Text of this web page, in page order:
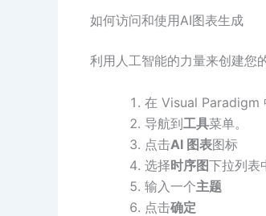
如何访问和使用AI图表生成
利用人工智能的力量来创建您
在 Visual Paradigm
导航到工具菜单。
点击AI 图表图标
选择时序图下拉列表
输入一个主题
点击确定